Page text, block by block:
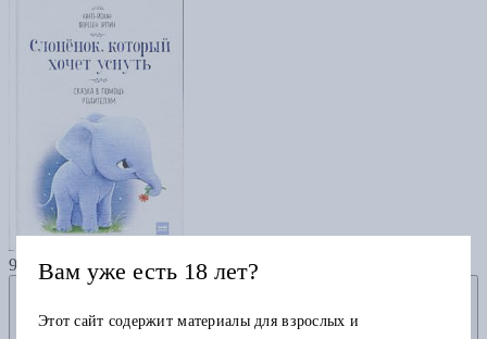
940
Вам уже есть 18 лет?
Этот сайт содержит материалы для взрослых и